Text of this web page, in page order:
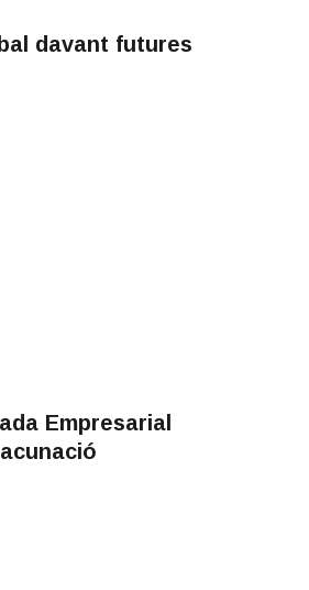
davant futures
Empresarial